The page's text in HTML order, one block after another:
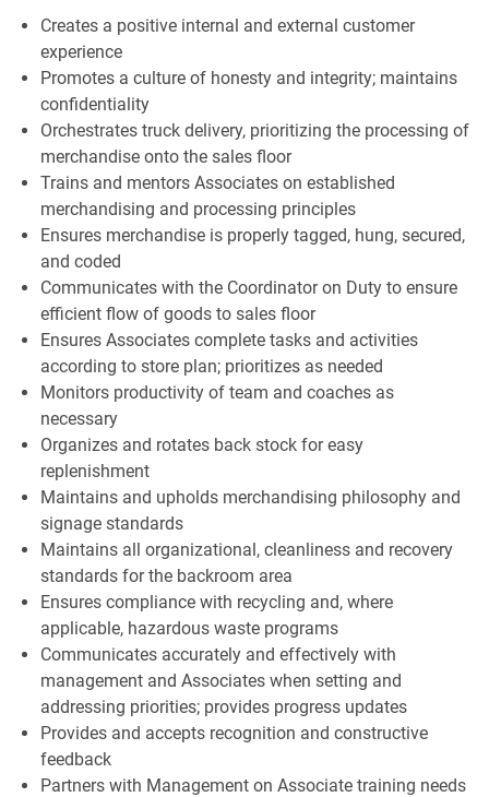
Creates a positive internal and external customer
experience
Promotes a culture of honesty and integrity; maintains
confidentiality
Orchestrates truck delivery, prioritizing the processing of
merchandise onto the sales floor
Trains and mentors Associates on established
merchandising and processing principles
Ensures merchandise is properly tagged, hung, secured,
and coded
Communicates with the Coordinator on Duty to ensure
efficient flow of goods to sales floor
Ensures Associates complete tasks and activities
according to store plan; prioritizes as needed
Monitors productivity of team and coaches as
necessary
Organizes and rotates back stock for easy
replenishment
Maintains and upholds merchandising philosophy and
signage standards
Maintains all organizational, cleanliness and recovery
standards for the backroom area
Ensures compliance with recycling and, where
applicable, hazardous waste programs
Communicates accurately and effectively with
management and Associates when setting and
addressing priorities; provides progress updates
Provides and accepts recognition and constructive
feedback
Partners with Management on Associate training needs